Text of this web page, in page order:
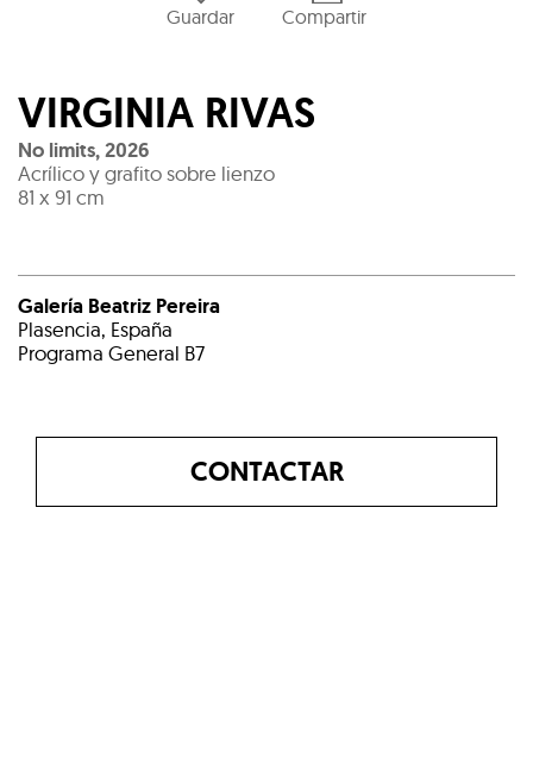
Guardar Compartir
VIRGINIA RIVAS
No limits,2026
Acrílico y grafito sobre lienzo
81 x 91 cm
Galería Beatriz Pereira
Plasencia, España
Programa General B7
CONTACTAR